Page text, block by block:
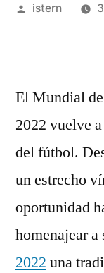
Publicado
istern
El Mundial
2022 vuelve
del fútbol.
un estrecho
oportunidad
homenajear a
2022 una